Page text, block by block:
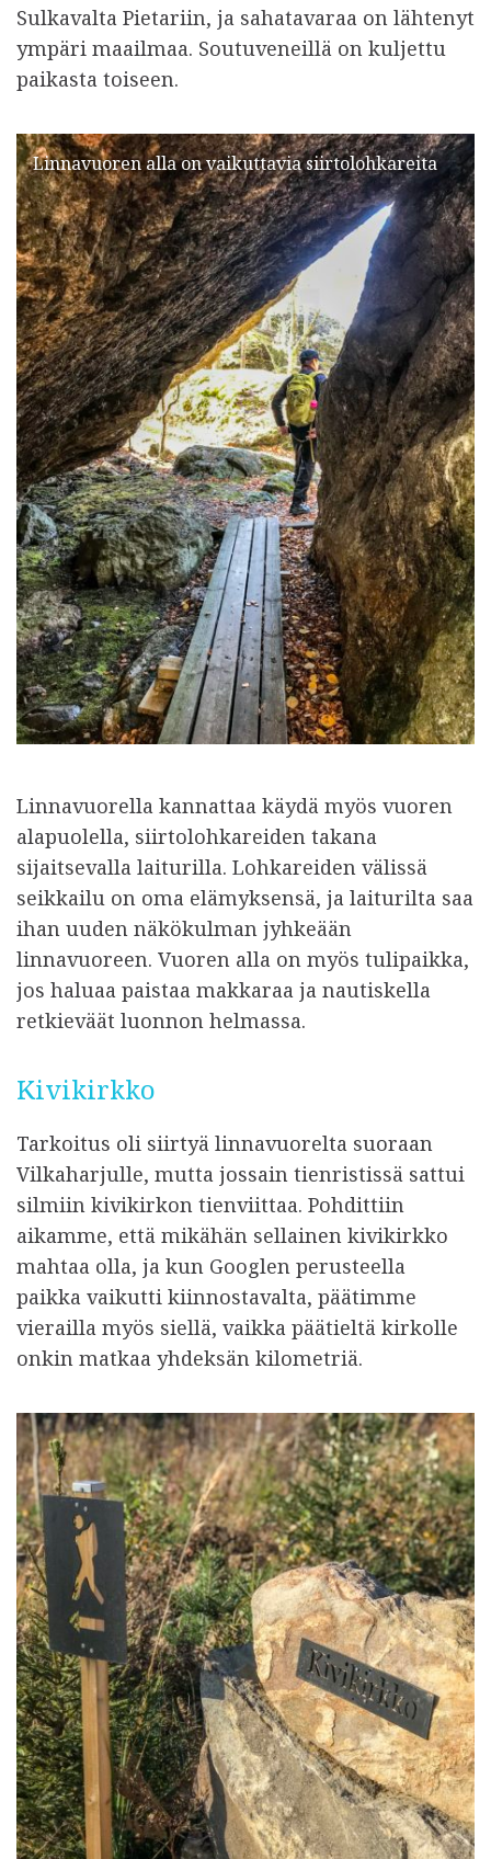
Sulkavalta Pietariin, ja sahatavaraa on lähtenyt
ympäri maailmaa. Soutuveneillä on kuljettu
paikasta toiseen.
Linnavuoren alla on vaikuttavia siirtolohkareita
Linnavuorella kannattaa käydä myös vuoren
alapuolella, siirtolohkareiden takana
sijaitsevalla laiturilla. Lohkareiden välissä
seikkailu on oma elämyksensä, ja laiturilta saa
ihan uuden näkökulman jyhkeään
linnavuoreen. Vuoren alla on myös tulipaikka,
jos haluaa paistaa makkaraa ja nautiskella
retkieväät luonnon helmassa.
Kivikirkko
Tarkoitus oli siirtyä linnavuorelta suoraan
Vilkaharjulle, mutta jossain tienristissä sattui
silmiin kivikirkon tienviittaa. Pohdittiin
aikamme, että mikähän sellainen kivikirkko
mahtaa olla, ja kun Googlen perusteella
paikka vaikutti kiinnostavalta, päätimme
vierailla myös siellä, vaikka päätieltä kirkolle
onkin matkaa yhdeksän kilometriä.